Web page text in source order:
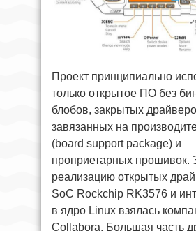
Проект принципиально
только открытое ПО без
блобов, закрытых
завязанных на
(board support package) и
проприетарных прошивок.
реализацию открытых
SoC Rockchip RK3576 и
в ядро Linux взялась
Collabora. Большая часть